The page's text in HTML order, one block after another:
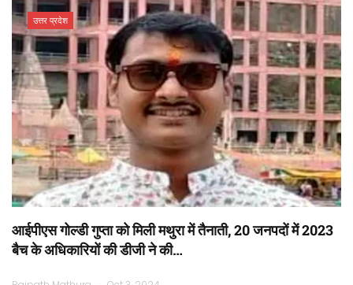
उत्तर प्रदेश
आईपीएस गोल्डी गुप्ता को मिली मथुरा में तैनाती, 20 जनपदों में 2023
बैच के अधिकारियों की डीजी ने की…